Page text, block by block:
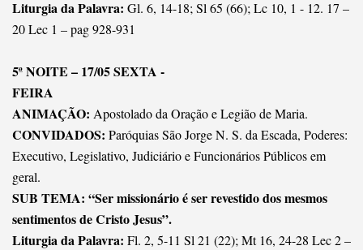
Liturgia da Palavra: Gl. 6, 14-18; Sl 65 (66); Lc 10, 1 - 12. 17 –
20 Lec 1 – pag 928-931
5ª NOITE – 17/05 SEXTA -
FEIRA
ANIMAÇÃO: Apostolado da Oração e Legião de Maria.
CONVIDADOS: Paróquias São Jorge N. S. da Escada, Poderes:
Executivo, Legislativo, Judiciário e Funcionários Públicos em
geral.
SUB TEMA: “Ser missionário é ser revestido dos mesmos
sentimentos de Cristo Jesus”.
Liturgia da Palavra: Fl. 2, 5-11 Sl 21 (22); Mt 16, 24-28 Lec 2 –